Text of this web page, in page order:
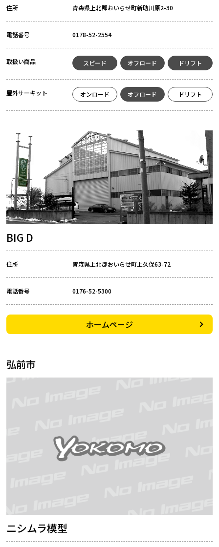
住所 青森県上北郡おいらせ町新助川原2-30
電話番号 0178-52-2554
取扱い商品 スピード オフロード ドリフト
屋外サーキット オンロード オフロード ドリフト
BIG D
住所 青森県上北郡おいらせ町上久保63-72
電話番号 0176-52-5300
ホームページ
弘前市
ニシムラ模型